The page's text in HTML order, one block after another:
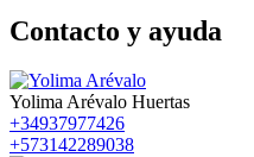
Contacto y ayuda
Yolima Arévalo Huertas
+34937977426
+573142289038